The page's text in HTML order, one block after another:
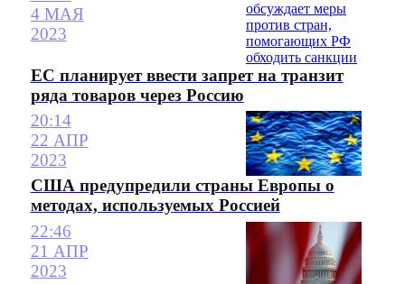
4 МАЯ
2023
ЕС планирует ввести запрет на транзит
ряда товаров через Россию
20:14
22 АПР
2023
США предупредили страны Европы о
методах, используемых Россией
22:46
21 АПР
2023